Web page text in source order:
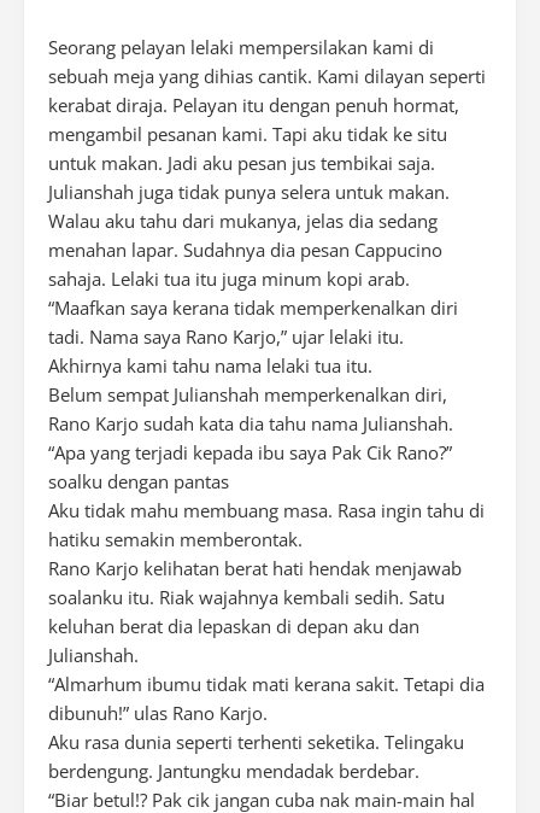
Seorang pelayan lelaki mempersilakan kami di
sebuah meja yang dihias cantik. Kami dilayan seperti
kerabat diraja. Pelayan itu dengan penuh hormat,
mengambil pesanan kami. Tapi aku tidak ke situ
untuk makan. Jadi aku pesan jus tembikai saja.
Julianshah juga tidak punya selera untuk makan.
Walau aku tahu dari mukanya, jelas dia sedang
menahan lapar. Sudahnya dia pesan Cappucino
sahaja. Lelaki tua itu juga minum kopi arab.
“Maafkan saya kerana tidak memperkenalkan diri
tadi. Nama saya Rano Karjo,” ujar lelaki itu.
Akhirnya kami tahu nama lelaki tua itu.
Belum sempat Julianshah memperkenalkan diri,
Rano Karjo sudah kata dia tahu nama Julianshah.
“Apa yang terjadi kepada ibu saya Pak Cik Rano?”
soalku dengan pantas
Aku tidak mahu membuang masa. Rasa ingin tahu di
hatiku semakin memberontak.
Rano Karjo kelihatan berat hati hendak menjawab
soalanku itu. Riak wajahnya kembali sedih. Satu
keluhan berat dia lepaskan di depan aku dan
Julianshah.
“Almarhum ibumu tidak mati kerana sakit. Tetapi dia
dibunuh!” ulas Rano Karjo.
Aku rasa dunia seperti terhenti seketika. Telingaku
berdengung. Jantungku mendadak berdebar.
“Biar betul!? Pak cik jangan cuba nak main-main hal